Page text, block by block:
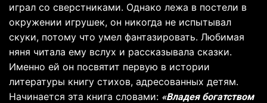
играл со сверстниками. Однако лежа в постели в
окружении игрушек, он никогда не испытывал
скуки, потому что умел фантазировать. Любимая
няня читала ему вслух и рассказывала сказки.
Именно ей он посвятит первую в истории
литературы книгу стихов, адресованных детям.
Начинается эта книга словами: «Владея богатством